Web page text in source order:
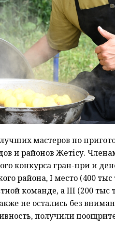
мастеров по
и районов Жетісу.
конкурса гран-при и
района, I место (400
команде, а ІІІ (200 тыс
не остались без
получили